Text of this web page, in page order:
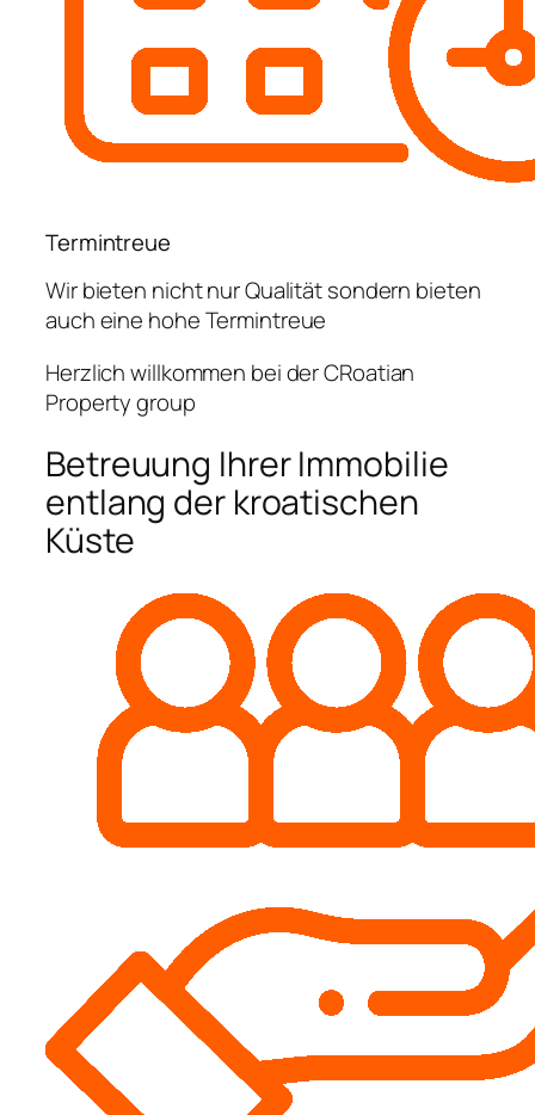
Termintreue
Wir bieten nicht nur Qualität sondern bieten
auch eine hohe Termintreue
Herzlich willkommen bei der CRoatian
Property group
Betreuung Ihrer Immobilie
entlang der kroatischen
Küste